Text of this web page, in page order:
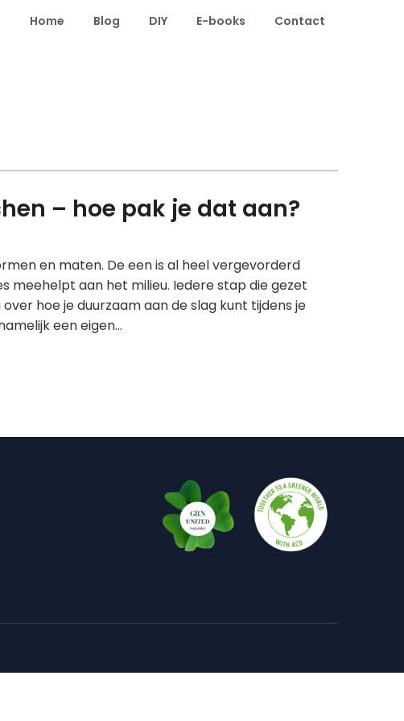
Home Blog DIY E-books Contact
– hoe pak je dat aan?
en maten. De een is al heel vergevorderd
meehelpt aan het milieu. Iedere stap die gezet
hoe je duurzaam aan de slag kunt tijdens je
een eigen…